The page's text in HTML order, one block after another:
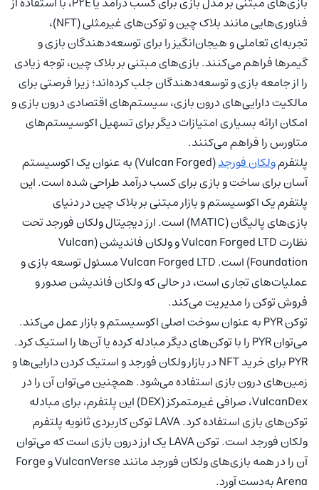
فناوری‌هایی مانند بلاک چین و توکن‌های غیرمثلی (NFT)،
تجربه‌ای تعاملی و هیجان‌انگیز را برای توسعه‌دهندگان بازی و
گیمرها فراهم می‌کنند. بازی‌های مبتنی بر بلاک چین، توجه زیادی
را از جامعه بازی و توسعه‌دهندگان جلب کرده‌اند؛ زیرا فرصتی برای
مالکیت دارایی‌های درون بازی، سیستم‌های اقتصادی درون بازی و
امکان ارائه بسیاری امتیازات دیگر برای تسهیل اکوسیستم‌های
متاورس را فراهم می‌کنند.
پلتفرمولکان فورجد
(Vulcan Forged) به عنوان یک اکوسیستم
آسان برای ساخت و بازی برای کسب درآمد طراحی شده است. این
پلتفرم یک اکوسیستم و بازار مبتنی بر بلاک چین در دنیای
بازی‌های پالیگان (MATIC) است. ارز دیجیتال ولکان فورجد تحت
نظارت Vulcan Forged LTD و ولکان فاندیشن (Vulcan
Foundation) است. Vulcan Forged LTD مسئول توسعه بازی و
عملیات‌های تجاری است، در حالی که ولکان فاندیشن صدور و
فروش توکن را مدیریت می‌کند.
توکن PYR به عنوان سوخت اصلی اکوسیستم و بازار عمل می‌کند.
می‌توان PYR را با توکن‌های دیگر مبادله کرده یا آن‌ها را استیک کرد.
PYR برای خرید NFT در بازار ولکان فورجد و استیک کردن دارایی‌ها و
زمین‌های درون بازی استفاده می‌شود. همچنین می‌توان آن را در
VulcanDex، صرافی غیرمتمرکز (DEX) این پلتفرم، برای مبادله
توکن‌های بازی استفاده کرد. LAVA توکن کاربردی ثانویه پلتفرم
ولکان فورجد است. توکن LAVA یک ارز درون بازی است که می‌توان
آن را در همه بازی‌های ولکان فورجد مانند VulcanVerse و Forge
Arena به‌دست آورد.